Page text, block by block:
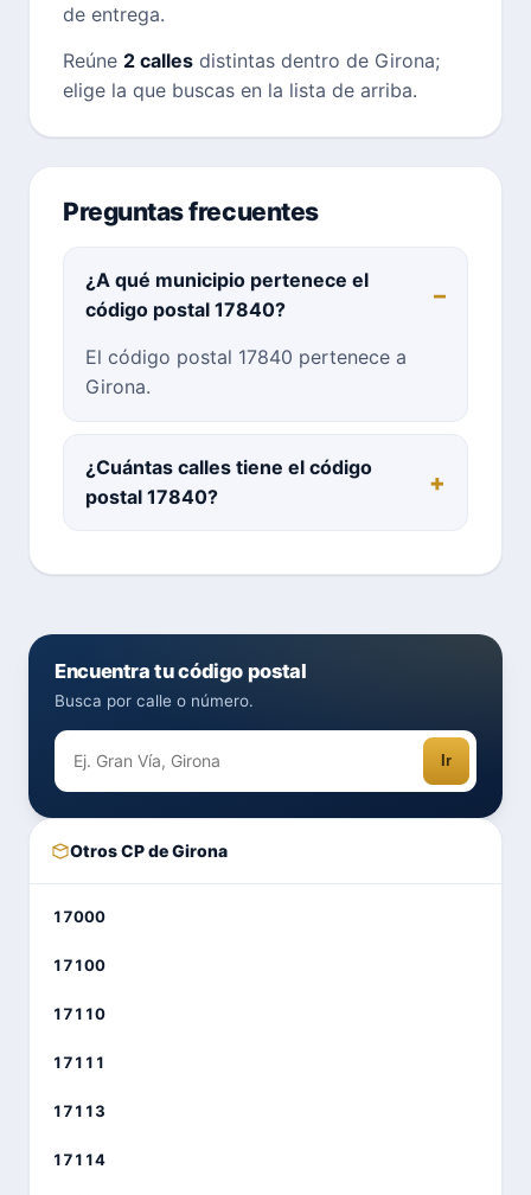
de entrega.
Reúne 2 calles distintas dentro de Girona;
elige la que buscas en la lista de arriba.
Preguntas frecuentes
¿A qué municipio pertenece el
código postal 17840?
El código postal 17840 pertenece a
Girona.
¿Cuántas calles tiene el código
postal 17840?
Encuentra tu código postal
Busca por calle o número.
Ir
Otros CP de Girona
17000
17100
17110
17111
17113
17114